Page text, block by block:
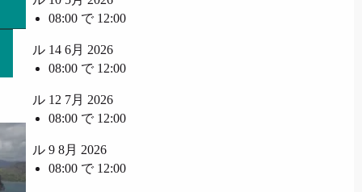
08:00 で 12:00
ル 14 6月 2026
08:00 で 12:00
ル 12 7月 2026
08:00 で 12:00
ル 9 8月 2026
08:00 で 12:00